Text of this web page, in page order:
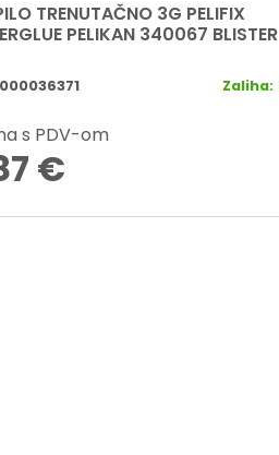
TRENUTAČNO 3G PELIFIX
PELIKAN 340067 BLISTER
000036371 Zaliha:
s PDV-om
€